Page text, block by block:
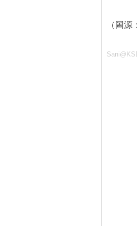
（圖